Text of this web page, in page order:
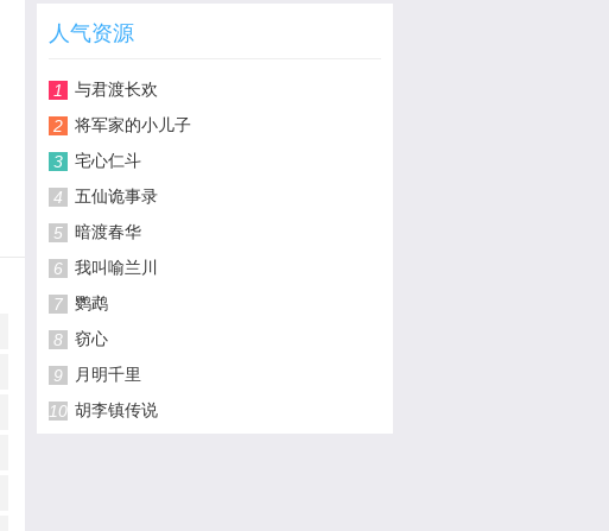
人气资源
1
与君渡长欢
2
将军家的小儿子
3
宅心仁斗
4
五仙诡事录
5
暗渡春华
6
我叫喻兰川
7
鹦鹉
8
窃心
9
月明千里
10 胡李镇传说